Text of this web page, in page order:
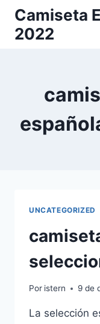
Saltar
contenido
Camiseta
2022
UNCATEGORIZED
Por istern 9 de
La selección